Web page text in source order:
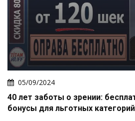
05/09/2024
40 лет заботы о зрении:
бонусы для льготных